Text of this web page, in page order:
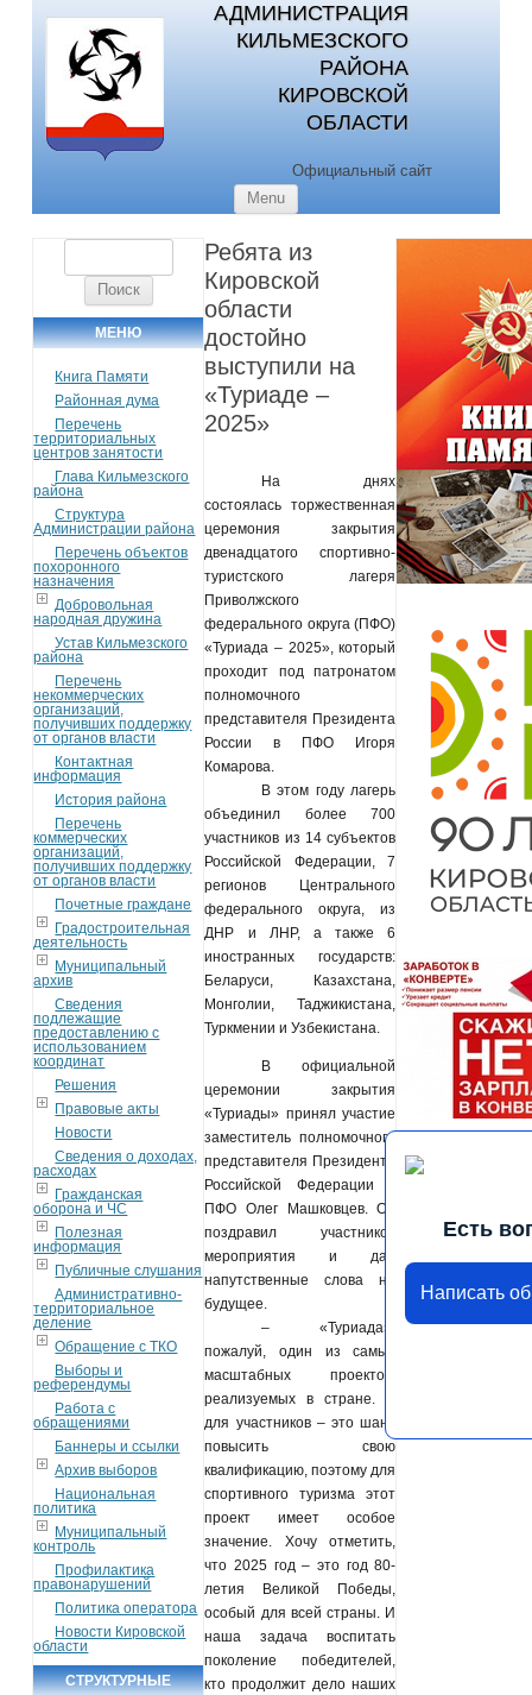
АДМИНИСТРАЦИЯ
КИЛЬМЕЗСКОГО
РАЙОНА
КИРОВСКОЙ
ОБЛАСТИ
Официальный сайт
Menu
МЕНЮ
Книга Памяти
Районная дума
Перечень
территориальных
центров занятости
Глава Кильмезского
района
Структура
Администрации района
Перечень объектов
похоронного
назначения
Добровольная
народная дружина
Устав Кильмезского
района
Перечень
некоммерческих
организаций,
получивших поддержку
от органов власти
Контактная
информация
История района
Перечень
коммерческих
организаций,
получивших поддержку
от органов власти
Почетные граждане
Градостроительная
деятельность
Муниципальный
архив
Сведения
подлежащие
предоставлению с
использованием
координат
Решения
Правовые акты
Новости
Сведения о доходах,
расходах
Гражданская
оборона и ЧС
Полезная
информация
Публичные слушания
Административно-
территориальное
деление
Обращение с ТКО
Выборы и
референдумы
Работа с
обращениями
Баннеры и ссылки
Архив выборов
Национальная
политика
Муниципальный
контроль
Профилактика
правонарушений
Политика оператора
Новости Кировской
области
СТРУКТУРНЫЕ
Ребята из
Кировской
области
достойно
выступили на
«Туриаде –
2025»
На днях
состоялась торжественная
церемония закрытия
двенадцатого спортивно-
туристского лагеря
Приволжского
федерального округа (ПФО)
«Туриада – 2025», который
проходит под патронатом
полномочного
представителя Президента
России в ПФО Игоря
Комарова.
В этом году лагерь
объединил более 700
участников из 14 субъектов
Российской Федерации, 7
регионов Центрального
федерального округа, из
ДНР и ЛНР, а также 6
иностранных государств:
Беларуси, Казахстана,
Монголии, Таджикистана,
Туркмении и Узбекистана.
В официальной
церемонии закрытия
«Туриады» принял участие
заместитель полномочного
представителя Президента
Российской Федерации в
ПФО Олег Машковцев. Он
поздравил участников
мероприятия и дал
напутственные слова на
будущее.
– «Туриада»,
пожалуй, один из самых
масштабных проектов,
реализуемых в стране. А
для участников – это шанс
повысить свою
квалификацию, поэтому для
спортивного туризма этот
проект имеет особое
значение. Хочу отметить,
что 2025 год – это год 80-
летия Великой Победы,
особый для всей страны. И
наша задача воспитать
поколение победителей,
кто продолжит дело наших
Есть
Написать